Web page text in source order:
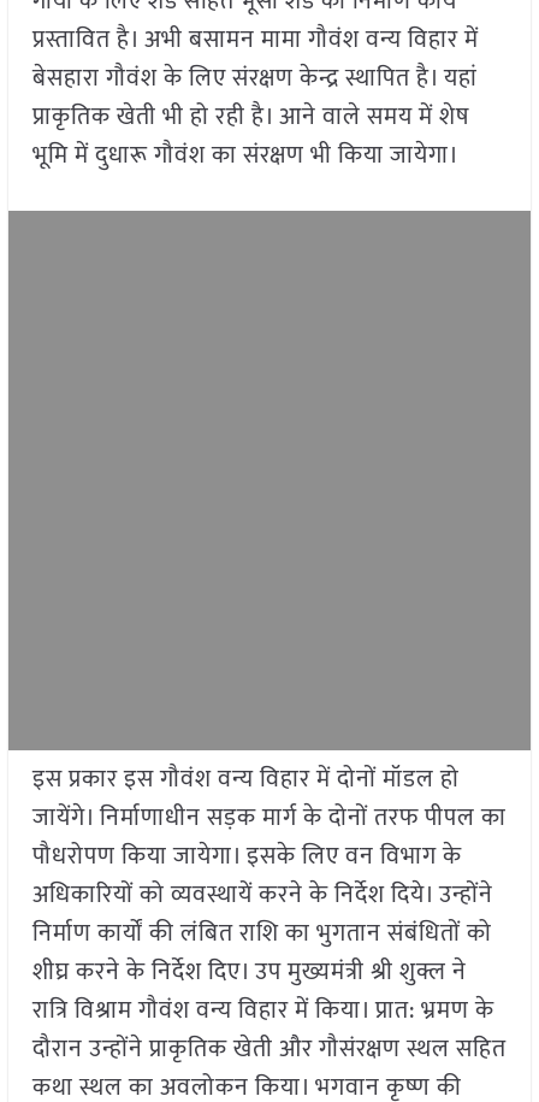
प्रस्तावित है। अभी बसामन मामा गौवंश वन्य विहार में
बेसहारा गौवंश के लिए संरक्षण केन्द्र स्थापित है। यहां
प्राकृतिक खेती भी हो रही है। आने वाले समय में शेष
भूमि में दुधारू गौवंश का संरक्षण भी किया जायेगा।
इस प्रकार इस गौवंश वन्य विहार में दोनों मॉडल हो
जायेंगे। निर्माणाधीन सड़क मार्ग के दोनों तरफ पीपल का
पौधरोपण किया जायेगा। इसके लिए वन विभाग के
अधिकारियों को व्यवस्थायें करने के निर्देश दिये। उन्होंने
निर्माण कार्यों की लंबित राशि का भुगतान संबंधितों को
शीघ्र करने के निर्देश दिए। उप मुख्यमंत्री श्री शुक्ल ने
रात्रि विश्राम गौवंश वन्य विहार में किया। प्रात: भ्रमण के
दौरान उन्होंने प्राकृतिक खेती और गौसंरक्षण स्थल सहित
कथा स्थल का अवलोकन किया। भगवान कृष्ण की